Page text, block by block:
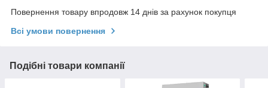
Повернення товару впродовж 14 днів за рахунок покупця
Всі умови повернення
Подібні товари компанії